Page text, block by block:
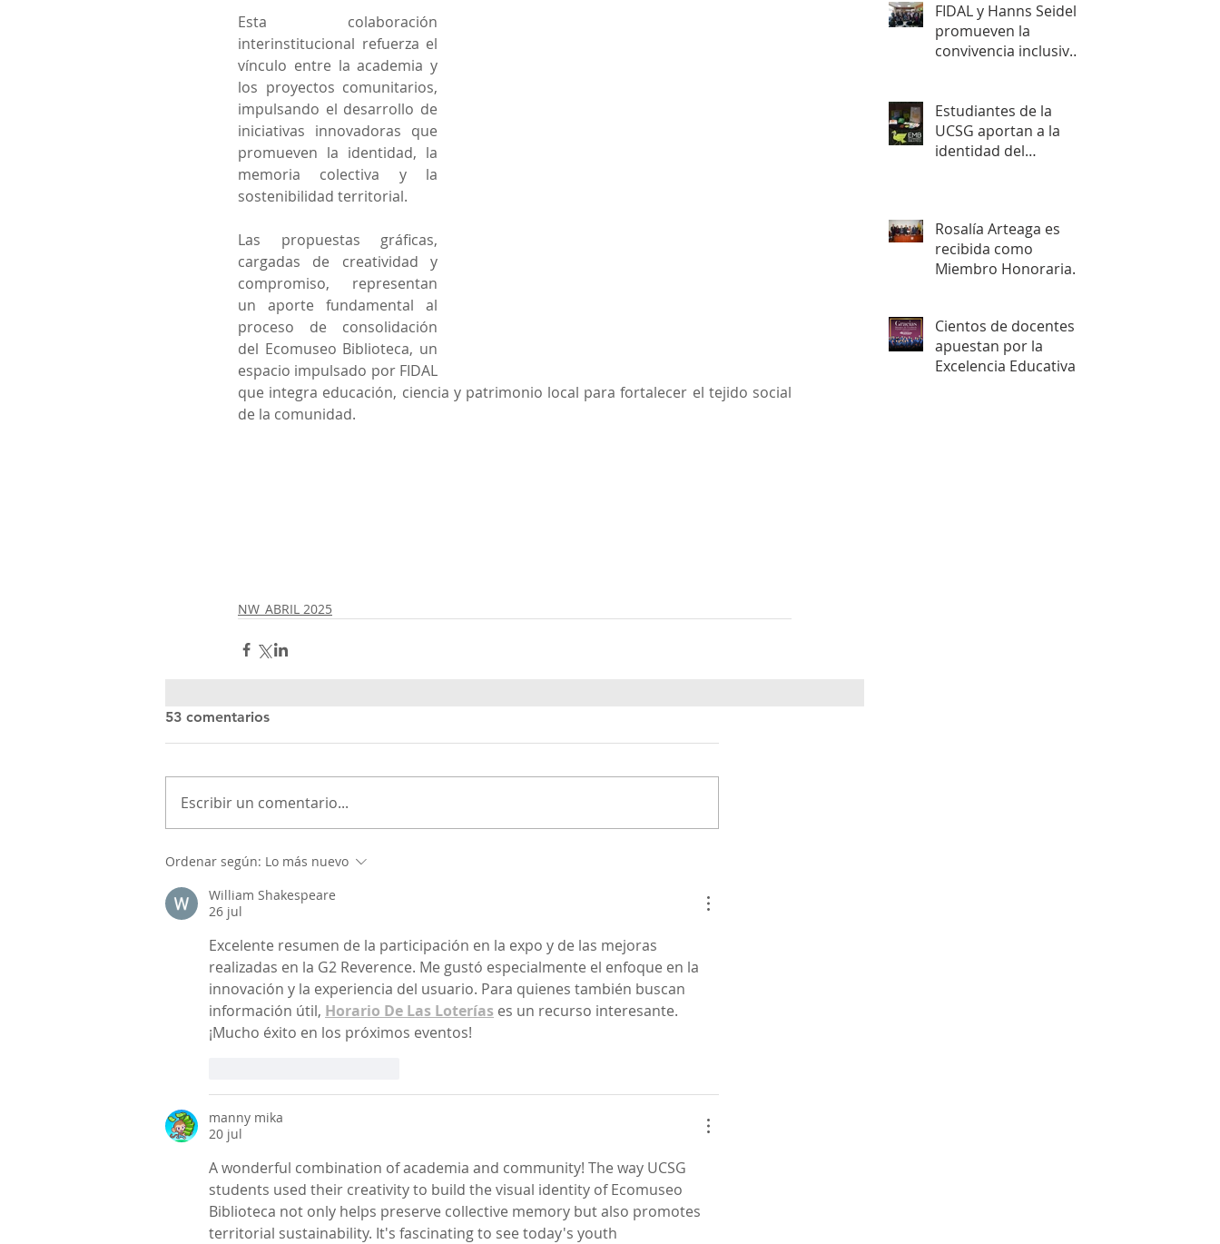
Esta colaboración
interinstitucional refuerza el
vínculo entre la academia y
los proyectos comunitarios,
impulsando el desarrollo de
iniciativas innovadoras que
promueven la identidad, la
memoria colectiva y la
sostenibilidad territorial.
Las propuestas gráficas,
cargadas de creatividad y
compromiso, representan
un aporte fundamental al
proceso de consolidación
del Ecomuseo Biblioteca, un
espacio impulsado por FIDAL
que integra educación, ciencia y patrimonio local para fortalecer el tejido social
de la comunidad.
NW_ABRIL 2025
53 comentarios
Escribir un comentario...
Ordenar según: Lo más nuevo
William Shakespeare
26 jul
Excelente resumen de la participación en la expo y de las mejoras
realizadas en la G2 Reverence. Me gustó especialmente el enfoque en la
innovación y la experiencia del usuario. Para quienes también buscan
información útil, Horario De Las Loterías es un recurso interesante.
¡Mucho éxito en los próximos eventos!
manny mika
20 jul
A wonderful combination of academia and community! The way UCSG
students used their creativity to build the visual identity of Ecomuseo
Biblioteca not only helps preserve collective memory but also promotes
territorial sustainability. It's fascinating to see today's youth
FIDAL y Hanns Seidel
promueven la
convivencia inclusiva
Estudiantes de la
UCSG aportan a la
identidad del
Rosalía Arteaga es
recibida como
Miembro Honoraria
del Ecuador
Cientos de docentes
apuestan por la
Excelencia Educativa